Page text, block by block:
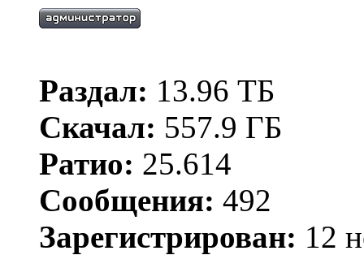
Раздал: 13.96 ТБ
Скачал: 557.9 ГБ
Ратио: 25.614
Сообщения: 492
Зарегистрирован: 12